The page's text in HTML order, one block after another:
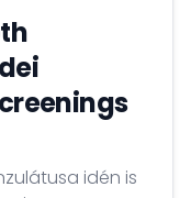
idén is